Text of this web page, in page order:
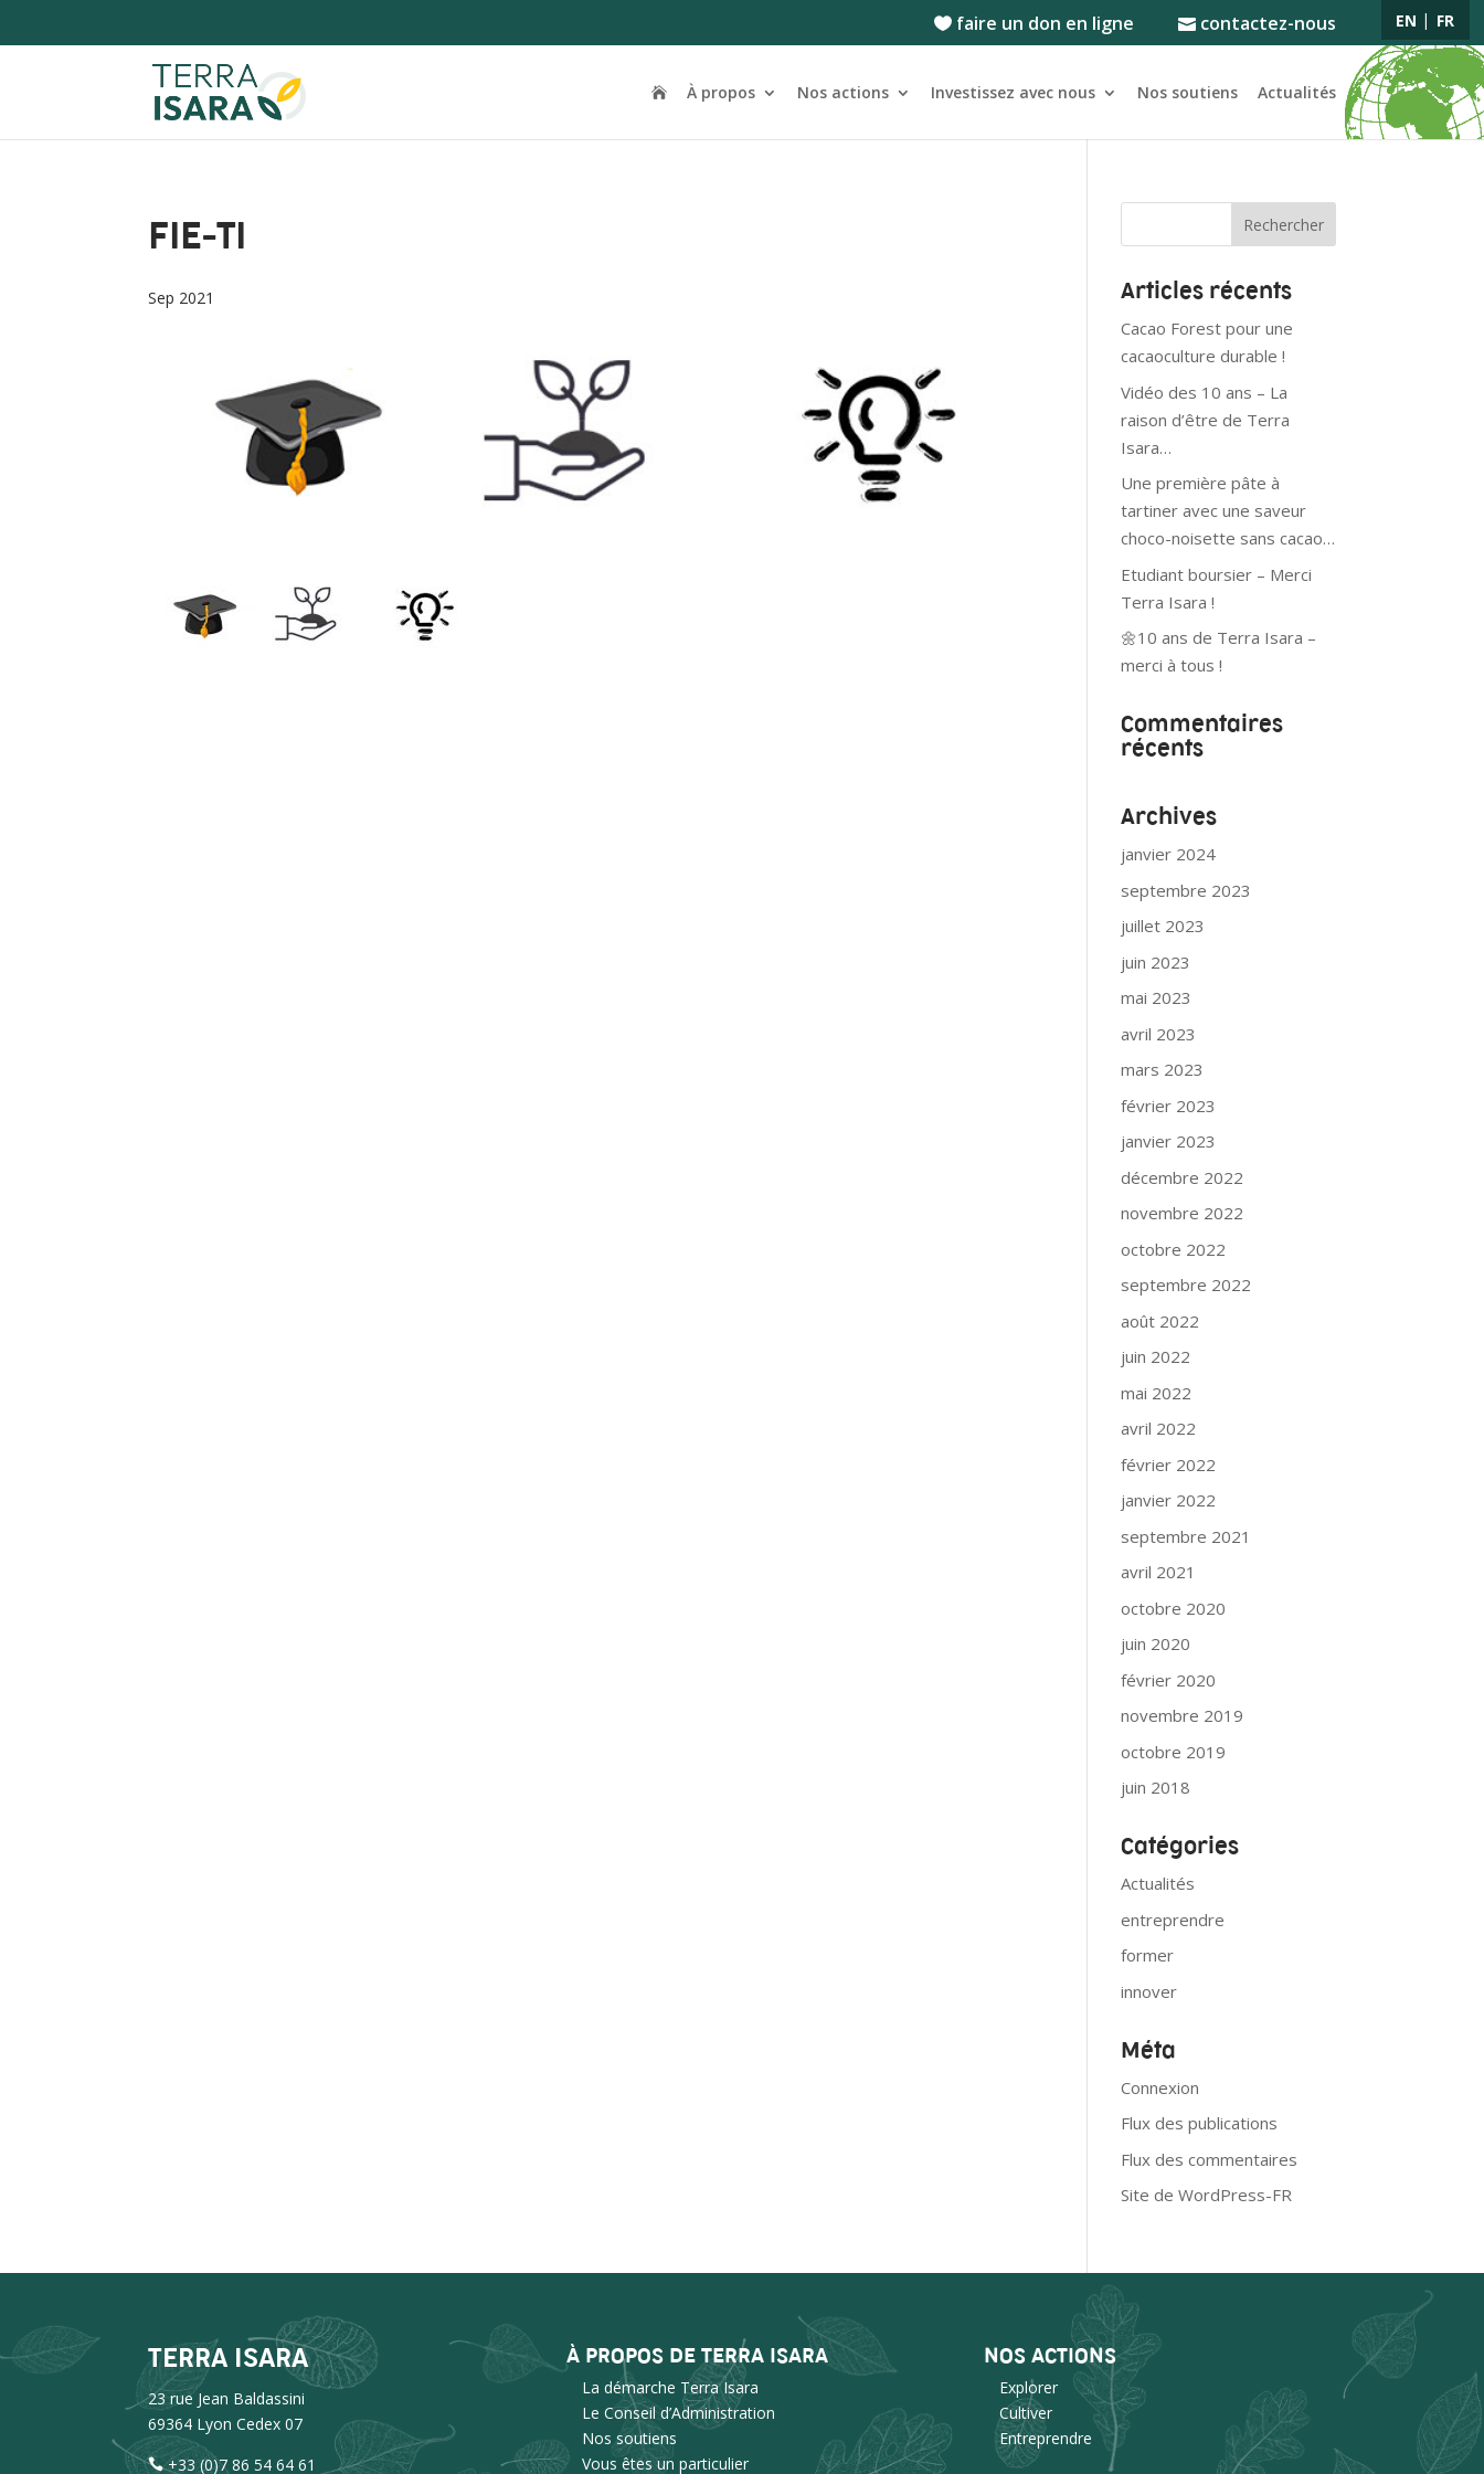
faire un don en ligne contactez-nous
À propos Nos actions Investissez avec nous Nos soutiens Actualités
FIE-TI
Sep 2021
Articles récents
Cacao Forest pour une
cacaoculture durable !
Vidéo des 10 ans – La
raison d’être de Terra
Isara…
Une première pâte à
tartiner avec une saveur
choco-noisette sans cacao…
Etudiant boursier – Merci
Terra Isara !
🌼10 ans de Terra Isara –
merci à tous !
Commentaires
récents
Archives
janvier 2024
septembre 2023
juillet 2023
juin 2023
mai 2023
avril 2023
mars 2023
février 2023
janvier 2023
décembre 2022
novembre 2022
octobre 2022
septembre 2022
août 2022
juin 2022
mai 2022
avril 2022
février 2022
janvier 2022
septembre 2021
avril 2021
octobre 2020
juin 2020
février 2020
novembre 2019
octobre 2019
juin 2018
Catégories
Actualités
entreprendre
former
innover
Méta
Connexion
Flux des publications
Flux des commentaires
Site de WordPress-FR
TERRA ISARA
23 rue Jean Baldassini
69364 Lyon Cedex 07
+33 (0)7 86 54 64 61
À PROPOS DE TERRA ISARA
La démarche Terra Isara
Le Conseil d’Administration
Nos soutiens
Vous êtes un particulier
NOS ACTIONS
Explorer
Cultiver
Entreprendre
EN FR